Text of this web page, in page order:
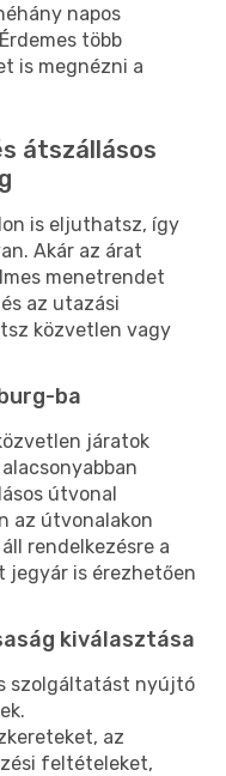
napos
több
is megnézni a
átszállásos
is eljuthatsz, így
Akár az árat
menetrendet
az utazási
közvetlen vagy
ba
járatok
útvonal
az útvonalakon
rendelkezésre a
jegyár is érezhetően
kiválasztása
szolgáltatást nyújtó
az
feltételeket,